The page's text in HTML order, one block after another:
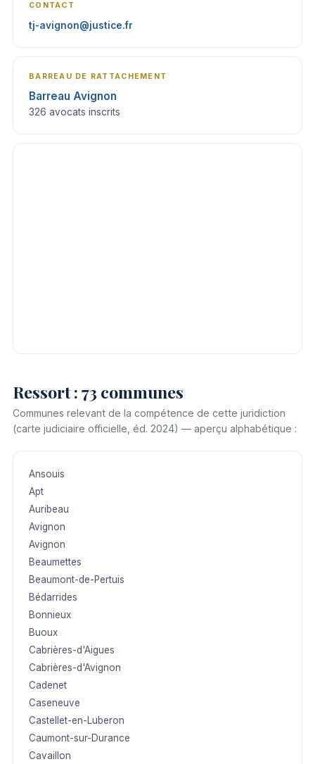
CONTACT
tj-avignon@justice.fr
BARREAU DE RATTACHEMENT
Barreau Avignon
326 avocats inscrits
Ressort : 73 communes
Communes relevant de la compétence de cette juridiction
(carte judiciaire officielle, éd. 2024) — aperçu alphabétique :
Ansouis
Apt
Auribeau
Avignon
Avignon
Beaumettes
Beaumont-de-Pertuis
Bédarrides
Bonnieux
Buoux
Cabrières-d'Aigues
Cabrières-d'Avignon
Cadenet
Caseneuve
Castellet-en-Luberon
Caumont-sur-Durance
Cavaillon